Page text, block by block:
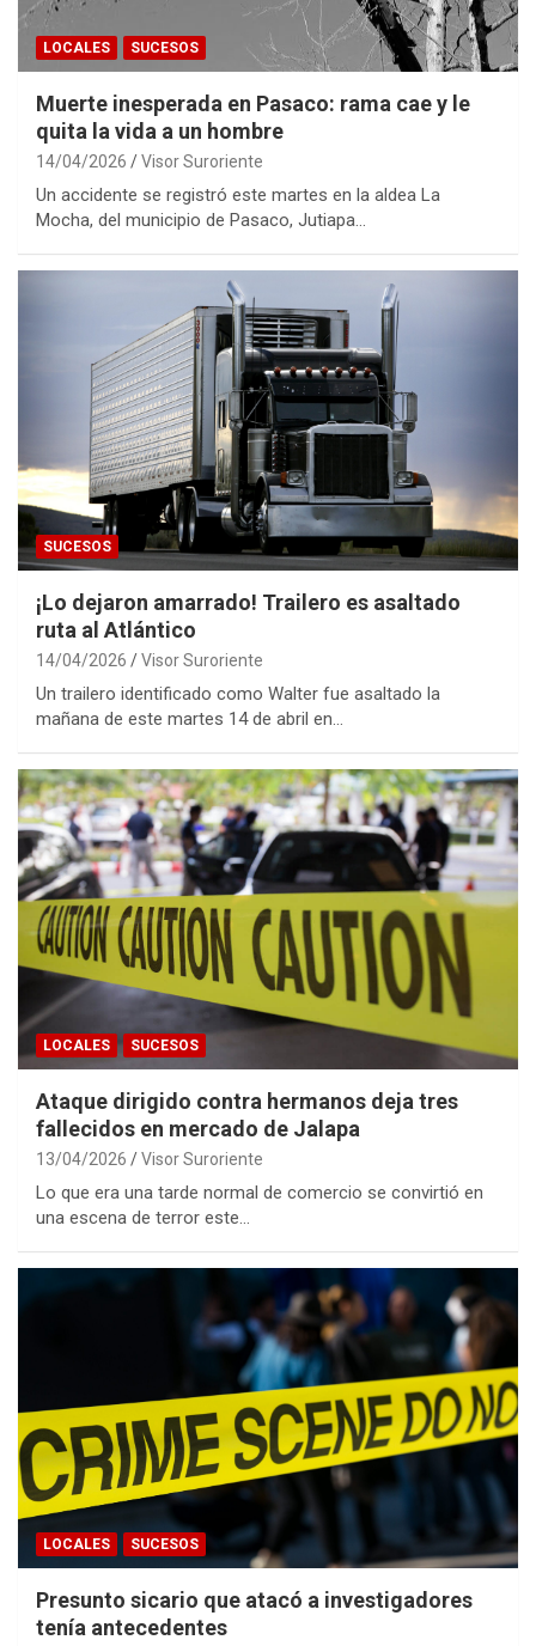
LOCALES SUCESOS
Muerte inesperada en Pasaco: rama cae y le
quita la vida a un hombre
14/04/2026 Visor Suroriente
Un accidente se registró este martes en la aldea La
Mocha, del municipio de Pasaco, Jutiapa…
SUCESOS
¡Lo dejaron amarrado! Trailero es asaltado
ruta al Atlántico
14/04/2026 Visor Suroriente
Un trailero identificado como Walter fue asaltado la
mañana de este martes 14 de abril en…
LOCALES SUCESOS
Ataque dirigido contra hermanos deja tres
fallecidos en mercado de Jalapa
13/04/2026 Visor Suroriente
Lo que era una tarde normal de comercio se convirtió en
una escena de terror este…
LOCALES SUCESOS
Presunto sicario que atacó a investigadores
tenía antecedentes